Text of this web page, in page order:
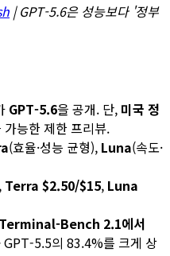
| GPT-5.6은 성능보다 '정부
GPT-5.6을 공개. 단, 미국 정
가능한 제한 프리뷰.
(효율·성능 균형), Luna(속도·
, Terra $2.50/$15, Luna
Bench 2.1에서
5.5의 83.4%를 크게 상